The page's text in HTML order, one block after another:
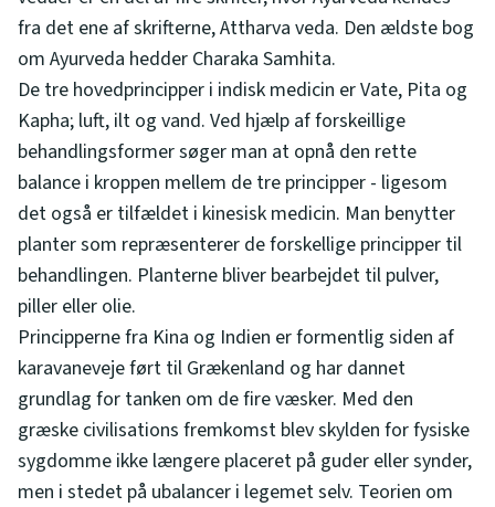
fra det ene af skrifterne, Attharva veda. Den ældste bog
om Ayurveda hedder Charaka Samhita.
De tre hovedprincipper i indisk medicin er Vate, Pita og
Kapha; luft, ilt og vand. Ved hjælp af forskeillige
behandlingsformer søger man at opnå den rette
balance i kroppen mellem de tre principper - ligesom
det også er tilfældet i kinesisk medicin. Man benytter
planter som repræsenterer de forskellige principper til
behandlingen. Planterne bliver bearbejdet til pulver,
piller eller olie.
Principperne fra Kina og Indien er formentlig siden af
karavaneveje ført til Grækenland og har dannet
grundlag for tanken om de fire væsker. Med den
græske civilisations fremkomst blev skylden for fysiske
sygdomme ikke længere placeret på guder eller synder,
men i stedet på ubalancer i legemet selv. Teorien om